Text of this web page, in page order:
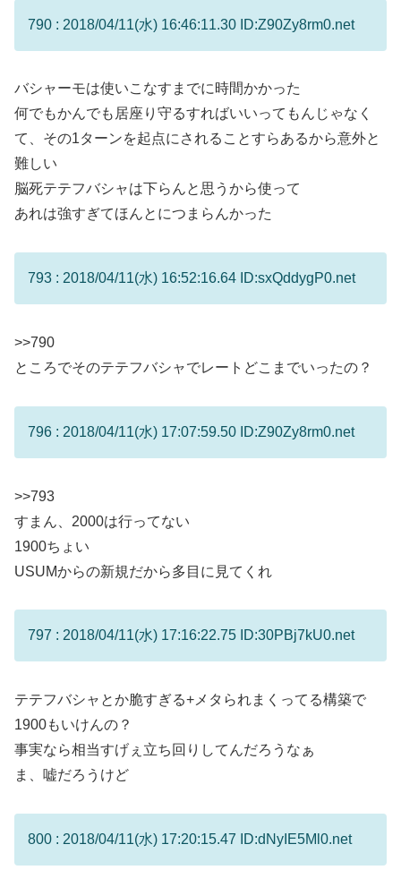
790 : 2018/04/11(水) 16:46:11.30 ID:Z90Zy8rm0.net
バシャーモは使いこなすまでに時間かかった
何でもかんでも居座り守るすればいいってもんじゃなく
て、その1ターンを起点にされることすらあるから意外と
難しい
脳死テテフバシャは下らんと思うから使って
あれは強すぎてほんとにつまらんかった
793 : 2018/04/11(水) 16:52:16.64 ID:sxQddygP0.net
>>790
ところでそのテテフバシャでレートどこまでいったの？
796 : 2018/04/11(水) 17:07:59.50 ID:Z90Zy8rm0.net
>>793
すまん、2000は行ってない
1900ちょい
USUMからの新規だから多目に見てくれ
797 : 2018/04/11(水) 17:16:22.75 ID:30PBj7kU0.net
テテフバシャとか脆すぎる+メタられまくってる構築で
1900もいけんの？
事実なら相当すげぇ立ち回りしてんだろうなぁ
ま、嘘だろうけど
800 : 2018/04/11(水) 17:20:15.47 ID:dNyIE5Ml0.net